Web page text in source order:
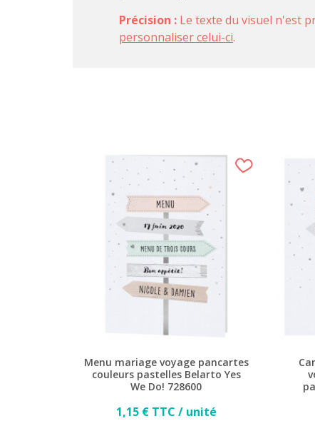
Précision : Le texte du visuel n'est
personnaliser celui-ci.
Menu mariage voyage pancartes
couleurs pastelles Belarto Yes
We Do! 728600
Prix
1,15 € TTC / unité